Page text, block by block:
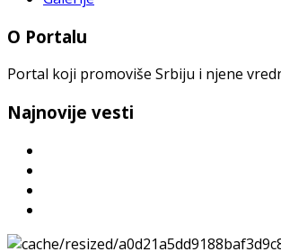
O Portalu
Portal koji promoviše Srbiju i njene
Najnovije vesti